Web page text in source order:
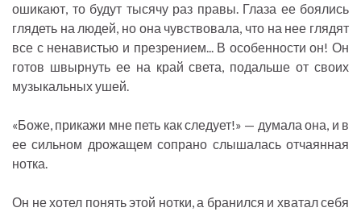
ошикают, то будут тысячу раз правы. Глаза ее боялись
глядеть на людей, но она чувствовала, что на нее глядят
все с ненавистью и презрением... В особенности он! Он
готов швырнуть ее на край света, подальше от своих
музыкальных ушей.
«Боже, прикажи мне петь как следует!» — думала она, и в
ее сильном дрожащем сопрано слышалась отчаянная
нотка.
Он не хотел понять этой нотки, а бранился и хватал себя